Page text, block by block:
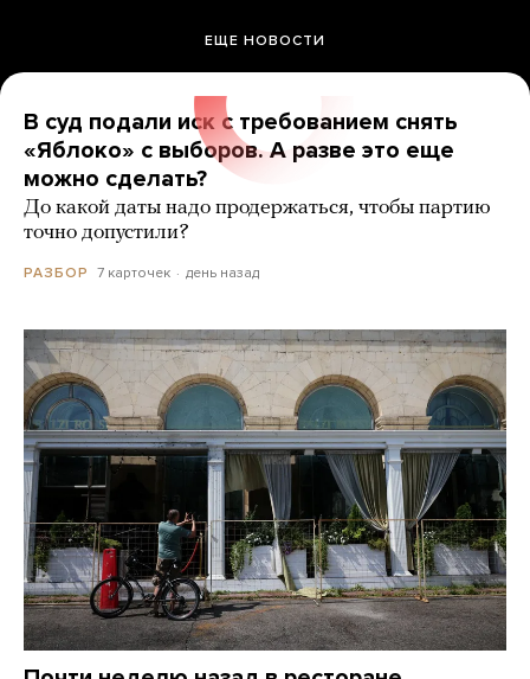
ЕЩЕ НОВОСТИ
В суд подали иск с требованием снять
«Яблоко» с выборов. А разве это еще
можно сделать?
До какой даты надо продержаться, чтобы партию
точно допустили?
РАЗБОР 7 карточек день назад